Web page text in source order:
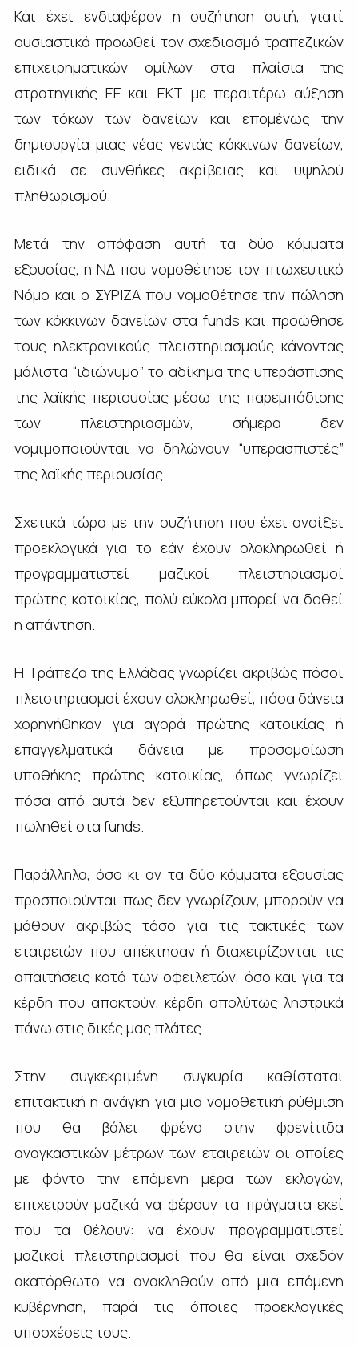
Και έχει ενδιαφέρον η συζήτηση αυτή, γιατί
ουσιαστικά προωθεί τον σχεδιασμό τραπεζικών
επιχειρηματικών ομίλων στα πλαίσια της
στρατηγικής ΕΕ και ΕΚΤ με περαιτέρω αύξηση
των τόκων των δανείων και επομένως την
δημιουργία μιας νέας γενιάς κόκκινων δανείων,
ειδικά σε συνθήκες ακρίβειας και υψηλού
πληθωρισμού.
Μετά την απόφαση αυτή τα δύο κόμματα
εξουσίας, η ΝΔ που νομοθέτησε τον πτωχευτικό
Νόμο και ο ΣΥΡΙΖΑ που νομοθέτησε την πώληση
των κόκκινων δανείων στα funds και προώθησε
τους ηλεκτρονικούς πλειστηριασμούς κάνοντας
μάλιστα “ιδιώνυμο” το αδίκημα της υπεράσπισης
της λαϊκής περιουσίας μέσω της παρεμπόδισης
των πλειστηριασμών, σήμερα δεν
νομιμοποιούνται να δηλώνουν “υπερασπιστές”
της λαϊκής περιουσίας.
Σχετικά τώρα με την συζήτηση που έχει ανοίξει
προεκλογικά για το εάν έχουν ολοκληρωθεί ή
προγραμματιστεί μαζικοί πλειστηριασμοί
πρώτης κατοικίας, πολύ εύκολα μπορεί να δοθεί
η απάντηση.
Η Τράπεζα της Ελλάδας γνωρίζει ακριβώς πόσοι
πλειστηριασμοί έχουν ολοκληρωθεί, πόσα δάνεια
χορηγήθηκαν για αγορά πρώτης κατοικίας ή
επαγγελματικά δάνεια με προσομοίωση
υποθήκης πρώτης κατοικίας, όπως γνωρίζει
πόσα από αυτά δεν εξυπηρετούνται και έχουν
πωληθεί στα funds.
Παράλληλα, όσο κι αν τα δύο κόμματα εξουσίας
προσποιούνται πως δεν γνωρίζουν, μπορούν να
μάθουν ακριβώς τόσο για τις τακτικές των
εταιρειών που απέκτησαν ή διαχειρίζονται τις
απαιτήσεις κατά των οφειλετών, όσο και για τα
κέρδη που αποκτούν, κέρδη απολύτως ληστρικά
πάνω στις δικές μας πλάτες.
Στην συγκεκριμένη συγκυρία καθίσταται
επιτακτική η ανάγκη για μια νομοθετική ρύθμιση
που θα βάλει φρένο στην φρενίτιδα
αναγκαστικών μέτρων των εταιρειών οι οποίες
με φόντο την επόμενη μέρα των εκλογών,
επιχειρούν μαζικά να φέρουν τα πράγματα εκεί
που τα θέλουν: να έχουν προγραμματιστεί
μαζικοί πλειστηριασμοί που θα είναι σχεδόν
ακατόρθωτο να ανακληθούν από μια επόμενη
κυβέρνηση, παρά τις όποιες προεκλογικές
υποσχέσεις τους.